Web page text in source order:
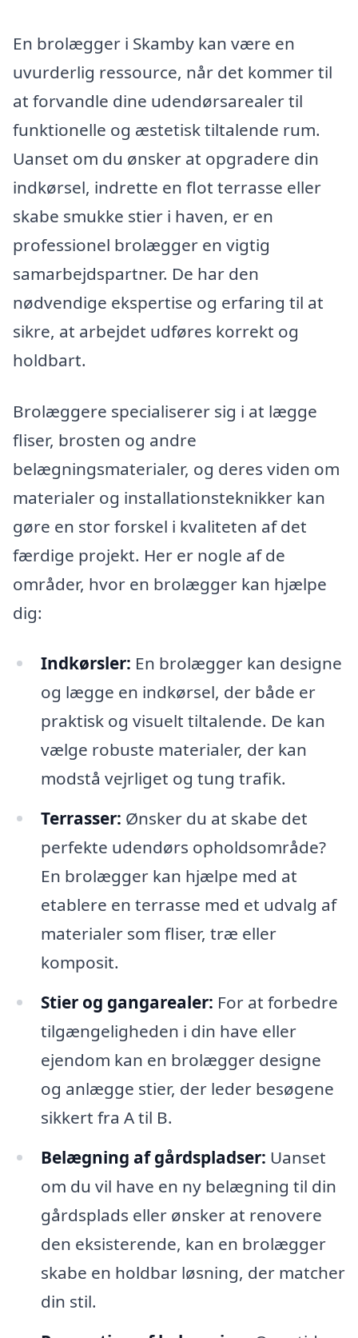
En brolægger i Skamby kan være en
uvurderlig ressource, når det kommer til
at forvandle dine udendørsarealer til
funktionelle og æstetisk tiltalende rum.
Uanset om du ønsker at opgradere din
indkørsel, indrette en flot terrasse eller
skabe smukke stier i haven, er en
professionel brolægger en vigtig
samarbejdspartner. De har den
nødvendige ekspertise og erfaring til at
sikre, at arbejdet udføres korrekt og
holdbart.
Brolæggere specialiserer sig i at lægge
fliser, brosten og andre
belægningsmaterialer, og deres viden om
materialer og installationsteknikker kan
gøre en stor forskel i kvaliteten af det
færdige projekt. Her er nogle af de
områder, hvor en brolægger kan hjælpe
dig:
Indkørsler: En brolægger kan designe
og lægge en indkørsel, der både er
praktisk og visuelt tiltalende. De kan
vælge robuste materialer, der kan
modstå vejrliget og tung trafik.
Terrasser: Ønsker du at skabe det
perfekte udendørs opholdsområde?
En brolægger kan hjælpe med at
etablere en terrasse med et udvalg af
materialer som fliser, træ eller
komposit.
Stier og gangarealer: For at forbedre
tilgængeligheden i din have eller
ejendom kan en brolægger designe
og anlægge stier, der leder besøgene
sikkert fra A til B.
Belægning af gårdspladser: Uanset
om du vil have en ny belægning til din
gårdsplads eller ønsker at renovere
den eksisterende, kan en brolægger
skabe en holdbar løsning, der matcher
din stil.